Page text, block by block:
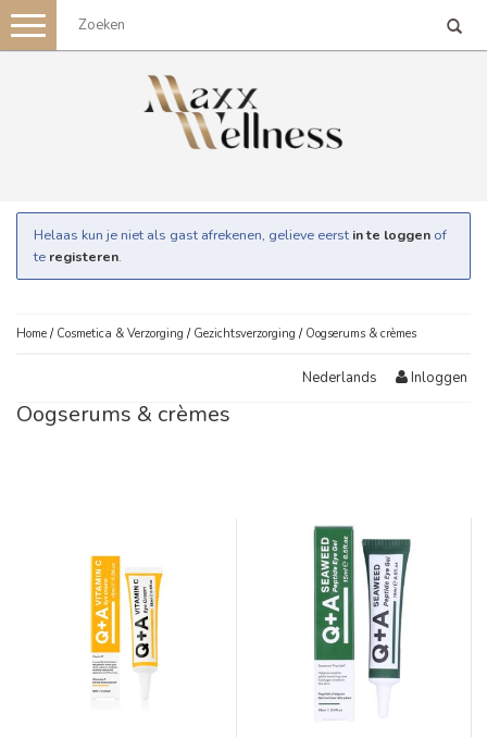
Toggle
navigation
Helaas kun je niet als gast afrekenen, gelieve eerst in te loggen of
te registeren.
Home / Cosmetica & Verzorging / Gezichtsverzorging / Oogserums & crèmes
Nederlands Inloggen
Oogserums & crèmes